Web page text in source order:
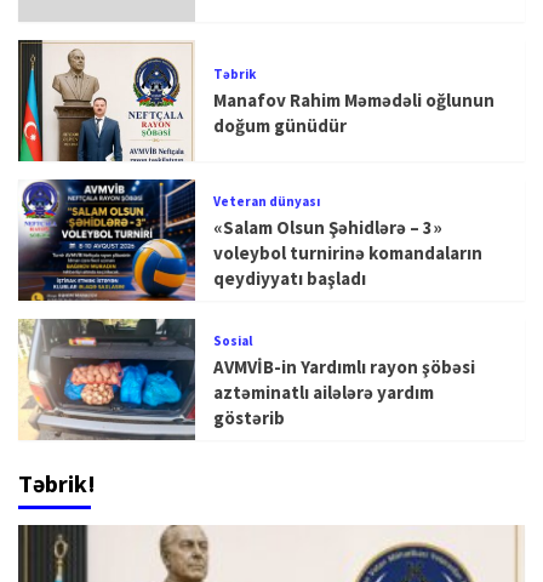
Təbrik
Manafov Rahim Məmədəli oğlunun
doğum günüdür
Veteran dünyası
«Salam Olsun Şəhidlərə – 3»
voleybol turnirinə komandaların
qeydiyyatı başladı
Sosial
AVMVİB-in Yardımlı rayon şöbəsi
aztəminatlı ailələrə yardım
göstərib
Təbrik!